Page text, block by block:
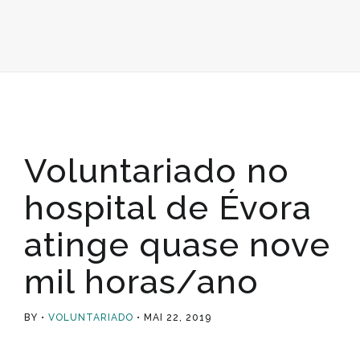
Voluntariado no
hospital de Évora
atinge quase nove
mil horas/ano
BY VOLUNTARIADO MAI 22, 2019